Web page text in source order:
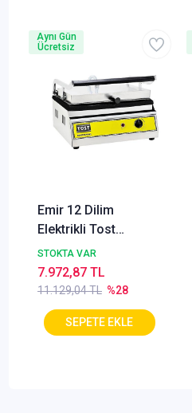
Emir 12 Dilim
Elektrikli Tost
Makinesi
STOKTA VAR
11.129,04 TL %28
7.972,87 TL
Aynı Gün
Ücretsiz